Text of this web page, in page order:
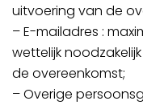
uitvoering van de
– E-mailadres :
wettelijk
de overeenkomst;
– Overige